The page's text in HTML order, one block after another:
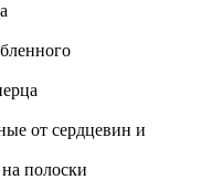
от сердцевин и
полоски